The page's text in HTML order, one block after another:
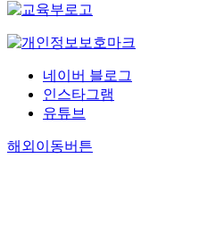
네이버 블로그
인스타그램
유튜브
해외이동버튼